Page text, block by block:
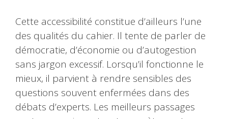
Cette accessibilité constitue d’ailleurs l’une
des qualités du cahier. Il tente de parler de
démocratie, d’économie ou d’autogestion
sans jargon excessif. Lorsqu’il fonctionne le
mieux, il parvient à rendre sensibles des
questions souvent enfermées dans des
débats d’experts. Les meilleurs passages